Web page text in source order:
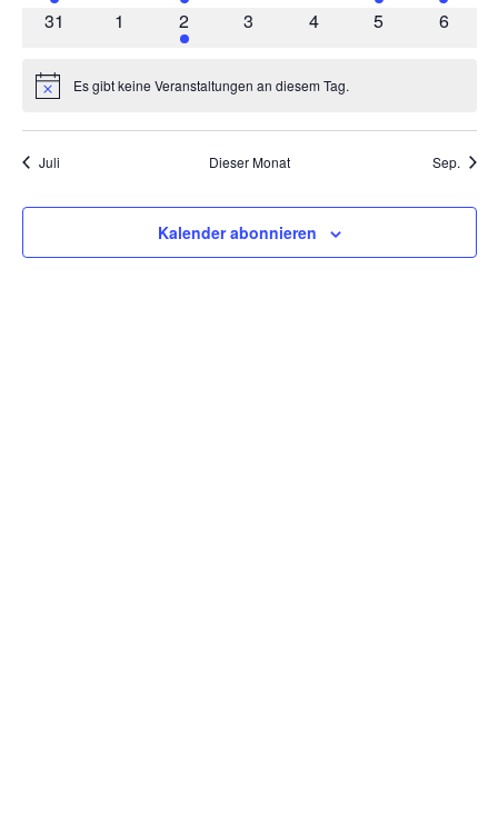
Kontakt
VeranstaltungVeranstaltungenVeranstaltungen
VeranstaltungenVeranstaltung
0
31
0
Veranstaltungen
1
2
Veranstaltungen
2
0
3
0
4
0
5
0
6
HinweisEs gibt keine Veranstaltungen an diesem Tag.
Juli Dieser Monat Sep.
Kalender abonnieren